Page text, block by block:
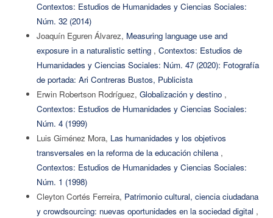
Contextos: Estudios de Humanidades y Ciencias Sociales:
Núm. 32 (2014)
Joaquín Eguren Álvarez, Measuring language use and
exposure in a naturalistic setting , Contextos: Estudios de
Humanidades y Ciencias Sociales: Núm. 47 (2020): Fotografía
de portada: Ari Contreras Bustos, Publicista
Erwin Robertson Rodríguez, Globalización y destino ,
Contextos: Estudios de Humanidades y Ciencias Sociales:
Núm. 4 (1999)
Luis Giménez Mora, Las humanidades y los objetivos
transversales en la reforma de la educación chilena ,
Contextos: Estudios de Humanidades y Ciencias Sociales:
Núm. 1 (1998)
Cleyton Cortés Ferreira, Patrimonio cultural, ciencia ciudadana
y crowdsourcing: nuevas oportunidades en la sociedad digital ,